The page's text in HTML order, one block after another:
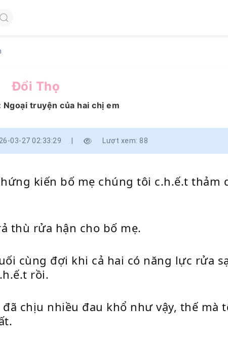
Đổi Thọ
Ngoại truyện của hai chị em
03-27 02:33:29 Lượt xem: 88
kiến bố mẹ chúng tôi c.h.ế.t thảm
thù rửa hận cho bố mẹ.
cùng đợi khi cả hai có năng lực rửa
rồi.
chịu nhiều đau khổ như vậy, thế mà